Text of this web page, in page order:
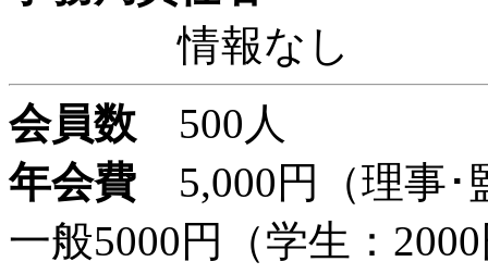
情報なし
会員数 500人
年会費 5,000円（理事･
一般5000円（学生：